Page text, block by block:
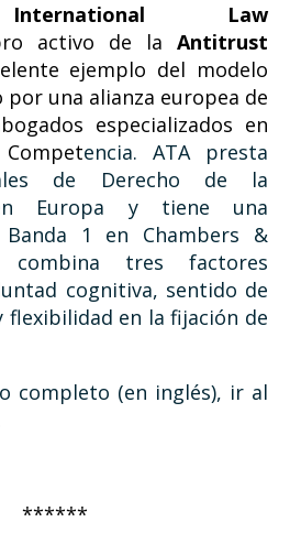
Law
activo de la Antitrust
ejemplo del modelo
una alianza europea de
especializados en
encia. ATA presta
de Derecho de la
Europa y tiene una
Banda 1 en Chambers &
combina tres factores
cognitiva, sentido de
flexibilidad en la fijación de
completo (en inglés), ir al
******